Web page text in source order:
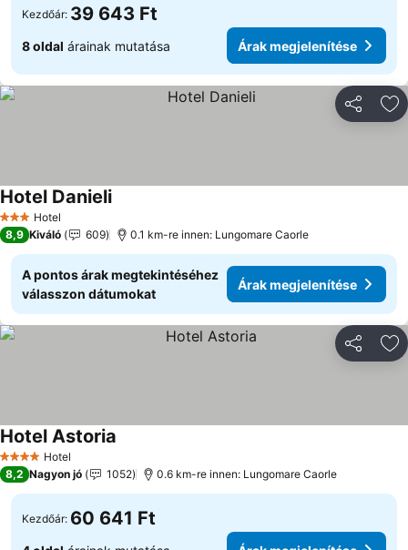
Kezdőár: 39 643 Ft
8 oldal árainak mutatása Árak megjelenítése
3 Kategória
Hotel
Hotel DanieliÁrak megjelenítése
8,9 Kiváló 609 0.1 km-re innen: Lungomare Caorle
A pontos árak megtekintéséhez
válasszon dátumokat
Árak megjelenítése
4 KategóriaHotel
Hotel Astoria
8,2 Nagyon jó 1052 0.6 km-re innen: Lungomare Caorle
Kezdőár: 60 641 Ft